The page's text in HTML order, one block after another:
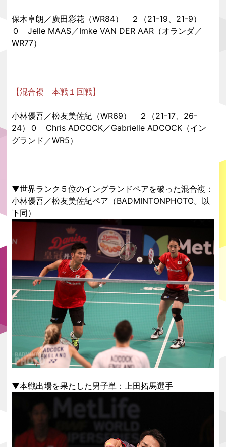
保木卓朗／廣田彩花（WR84） ２（21-19、21-9）
０ Jelle MAAS／Imke VAN DER AAR（オランダ／
WR77）
【混合複 本戦１回戦】
小林優吾／松友美佐紀（WR69） ２（21-17、26-
24）０ Chris ADCOCK／Gabrielle ADCOCK（イン
グランド／WR5）
▼世界ランク５位のイングランドペアを破った混合複：
小林優吾／松友美佐紀ペア（BADMINTONPHOTO。以
下同）
▼本戦出場を果たした男子単：上田拓馬選手